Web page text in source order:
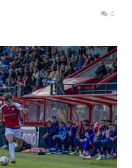
0